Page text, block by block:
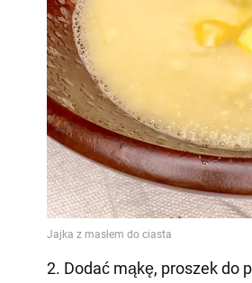
2. Dodać mąkę, proszek do